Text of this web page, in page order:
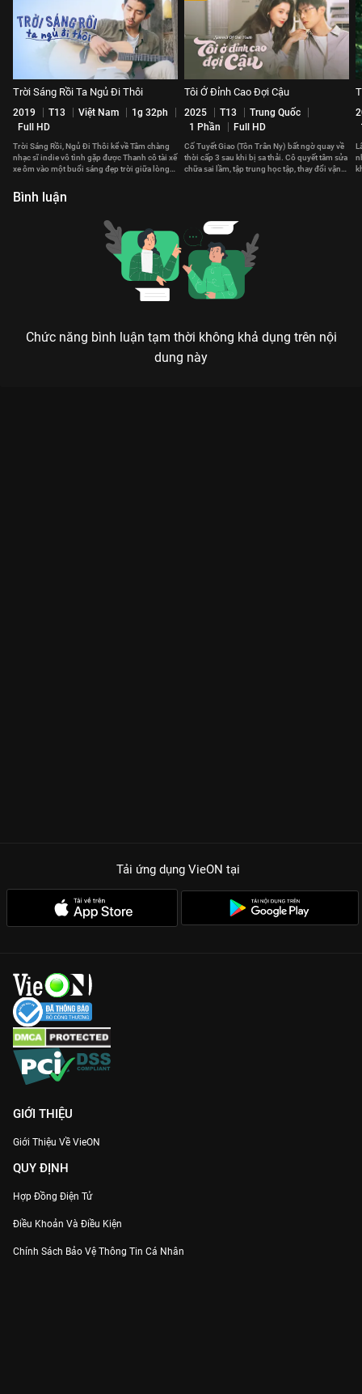
Trời Sáng Rồi Ta Ngủ Đi Thôi
2019 T13 Việt Nam
1g 32ph
Full HD
Trời Sáng Rồi, Ngủ Đi Thôi kể về Tâm chàng
nhạc sĩ indie vô tình gặp được Thanh cô tài xế
xe ôm vào một buổi sáng đẹp trời giữa lòng
Tôi Ở Đỉnh Cao Đợi Cậu
2025 T13
Trung Quốc
1 Phần
Full HD
Cố Tuyết Giao (Tôn Trân Ny) bất ngờ quay về
thời cấp 3 sau khi bị sa thải. Cô quyết tâm sửa
chữa sai lầm, tập trung học tập, thay đổi vận
Bình luận
Chức năng bình luận tạm thời không khả dụng trên nội
dung này
Tải ứng dụng VieON tại
GIỚI THIỆU
Giới Thiệu Về VieON
QUY ĐỊNH
Hợp Đồng Điện Tử
Điều Khoản Và Điều Kiện
Chính Sách Bảo Vệ Thông Tin Cá Nhân